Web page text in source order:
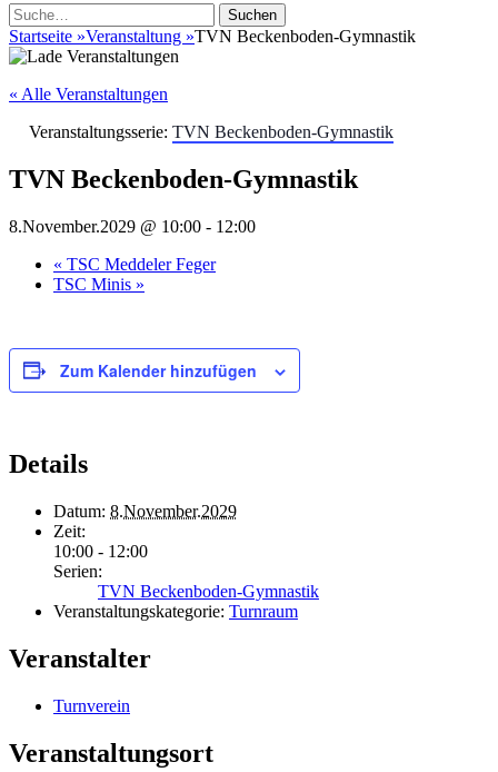
Suche
nach:
Startseite »Veranstaltung »TVN Beckenboden-Gymnastik
« Alle Veranstaltungen
Veranstaltungsserie: TVN Beckenboden-Gymnastik
TVN Beckenboden-Gymnastik
8.November.2029 @ 10:00 - 12:00
« TSC Meddeler Feger
TSC Minis »
Zum Kalender hinzufügen
Details
Datum: 8.November.2029
Zeit:
10:00 - 12:00
Serien:
TVN Beckenboden-Gymnastik
Veranstaltungskategorie: Turnraum
Veranstalter
Turnverein
Veranstaltungsort